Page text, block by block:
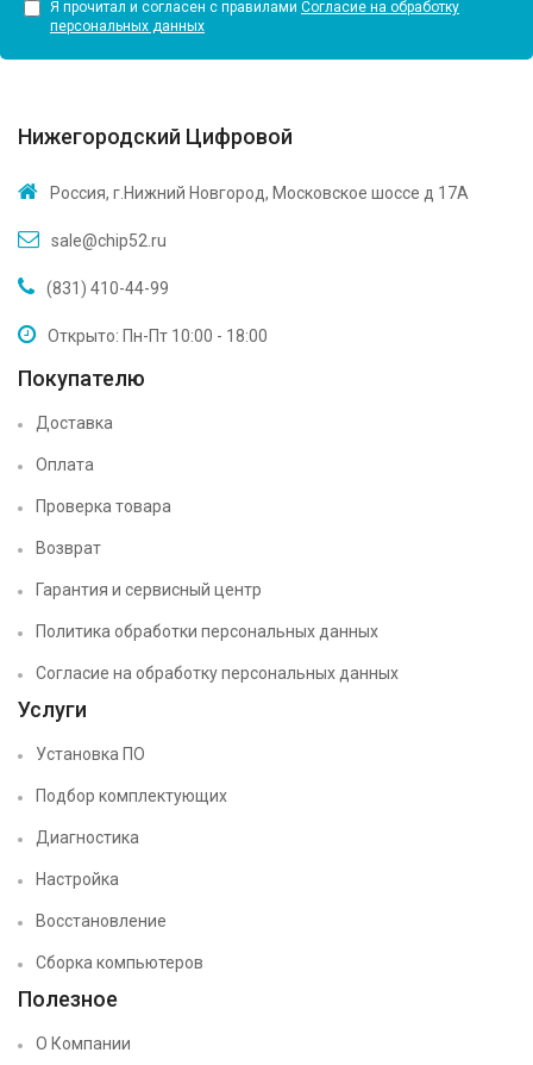
Я прочитал и согласен с правилами Согласие на обработку
персональных данных
Нижегородский Цифровой
Россия, г.Нижний Новгород, Московское шоссе д 17А
sale@chip52.ru
(831) 410-44-99
Открыто: Пн-Пт 10:00 - 18:00
Покупателю
Доставка
Оплата
Проверка товара
Возврат
Гарантия и сервисный центр
Политика обработки персональных данных
Согласие на обработку персональных данных
Услуги
Установка ПО
Подбор комплектующих
Диагностика
Настройка
Восстановление
Сборка компьютеров
Полезное
О Компании